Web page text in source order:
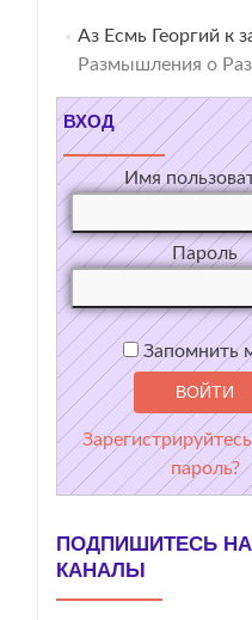
Аз Есмь Георгий к
Размышления о
ВХОД
Имя
Пароль
Запомнить
Зарегистрируйтесь
пароль?
ПОДПИШИТЕСЬ
КАНАЛЫ